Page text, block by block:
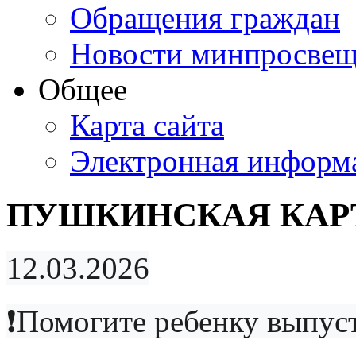
Обращения граждан
Новости
Общее
Карта сайта
Электронная
ПУШКИНСКАЯ
12.03.2026
❗️Помогите ребенку